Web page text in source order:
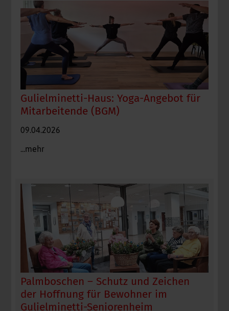
Gulielminetti-Haus: Yoga-Angebot für
Mitarbeitende (BGM)
09.04.2026
...mehr
Palmboschen – Schutz und Zeichen
der Hoffnung für Bewohner im
Gulielminetti-Seniorenheim